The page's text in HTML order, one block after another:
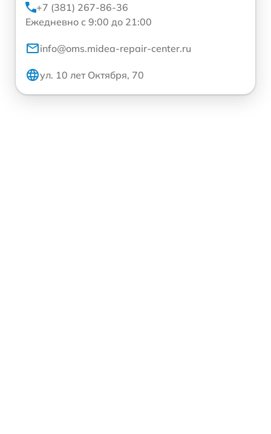
+7 (381) 267-86-36
Ежедневно с 9:00 до 21:00
info@oms.midea-repair-center.ru
ул. 10 лет Октября, 70